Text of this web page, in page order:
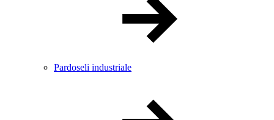
Pardoseli industriale